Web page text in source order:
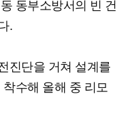
동부소방서의 빈 건
.
진단을 거쳐 설계를
수해 올해 중 리모